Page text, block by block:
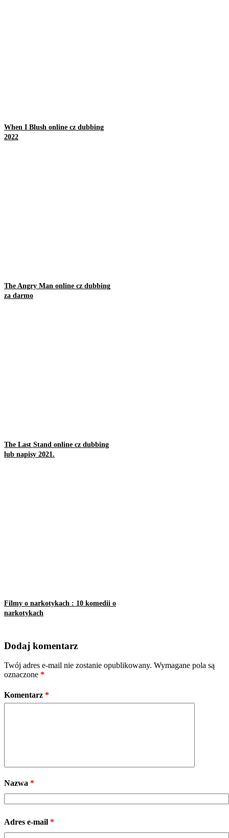
When I Blush online cz dubbing
2022
The Angry Man online cz dubbing
za darmo
The Last Stand online cz dubbing
lub napisy 2021.
Filmy o narkotykach : 10 komedii o
narkotykach
Dodaj komentarz
Twój adres e-mail nie zostanie opublikowany. Wymagane pola są
oznaczone *
Komentarz *
Nazwa *
Adres e-mail *